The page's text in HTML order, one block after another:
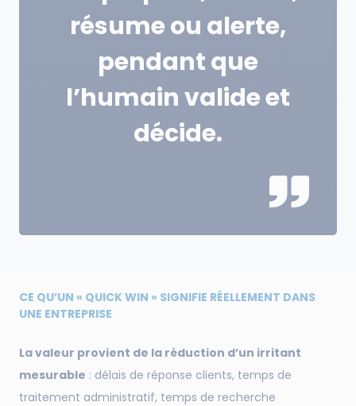
résume ou alerte,
pendant que
l’humain valide et
décide.
CE QU’UN « QUICK WIN » SIGNIFIE RÉELLEMENT DANS
UNE ENTREPRISE
La valeur provient de la réduction d’un irritant
mesurable : délais de réponse clients, temps de
traitement administratif, temps de recherche